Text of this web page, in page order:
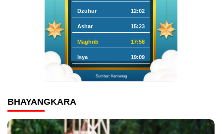
Dzuhur 12:02
Ashar 15:23
Maghrib 17:58
Isya 19:09
Sumber: Kemenag
BHAYANGKARA